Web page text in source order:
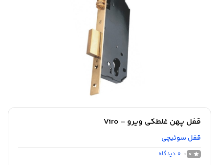
قفل پهن غلطکی ویرو – Viro
قفل سوئیچی
0
0 دیدگاه